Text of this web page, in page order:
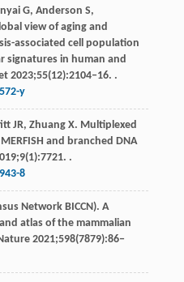
G, Anderson S,
view of aging and
associated cell population
signatures in human and
2023;55(12):2104‒16. .
y
JR, Zhuang X. Multiplexed
and branched DNA
;9(1):7721. .
8
Network BICCN). A
atlas of the mammalian
2021;598(7879):86‒